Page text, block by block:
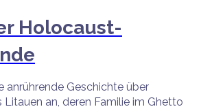
Holocaust-
anrührende Geschichte über
Litauen an, deren Familie im Ghetto